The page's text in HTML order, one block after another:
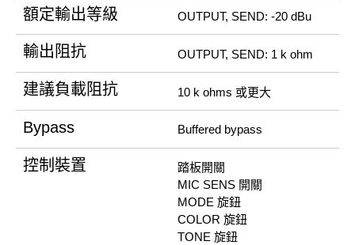
額定輸出等級 OUTPUT, SEND: -20 dBu
輸出阻抗 OUTPUT, SEND: 1 k ohm
建議負載阻抗 10 k ohms 或更大
Bypass Buffered bypass
控制裝置
踏板開關
MIC SENS 開關
MODE 旋鈕
COLOR 旋鈕
TONE 旋鈕